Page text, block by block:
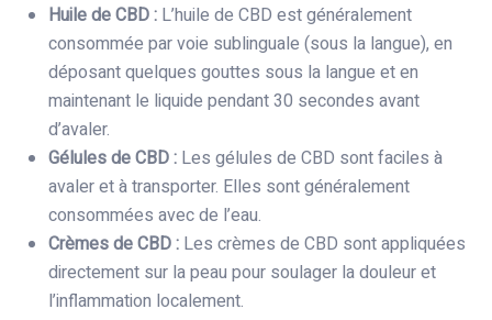
Huile de CBD : L’huile de CBD est généralement
consommée par voie sublinguale (sous la langue), en
déposant quelques gouttes sous la langue et en
maintenant le liquide pendant 30 secondes avant
d’avaler.
Gélules de CBD : Les gélules de CBD sont faciles à
avaler et à transporter. Elles sont généralement
consommées avec de l’eau.
Crèmes de CBD : Les crèmes de CBD sont appliquées
directement sur la peau pour soulager la douleur et
l’inflammation localement.